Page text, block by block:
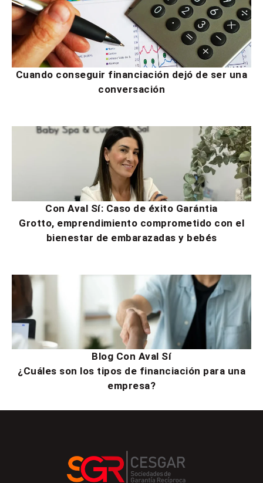
Cuando conseguir financiación dejó de ser una
conversación
Con Aval Sí: Caso de éxito Garántia
Grotto, emprendimiento comprometido con el
bienestar de embarazadas y bebés
Blog Con Aval Sí
¿Cuáles son los tipos de financiación para una
empresa?